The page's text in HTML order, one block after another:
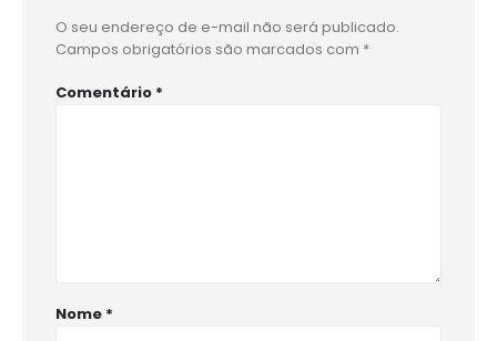
O seu endereço de e-mail não será publicado.
Campos obrigatórios são marcados com *
Comentário *
Nome *